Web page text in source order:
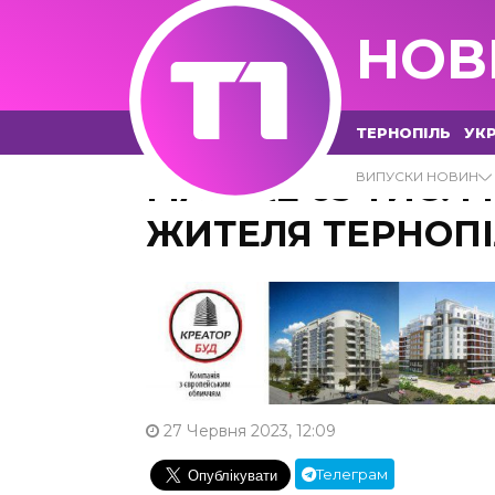
ТЕРНОПІЛЬ
ВИПУСКИ НОВИН
МАЙЖЕ 65 ТИС.
ЖИТЕЛЯ
27 Червня 2023, 12:09
Телеграм